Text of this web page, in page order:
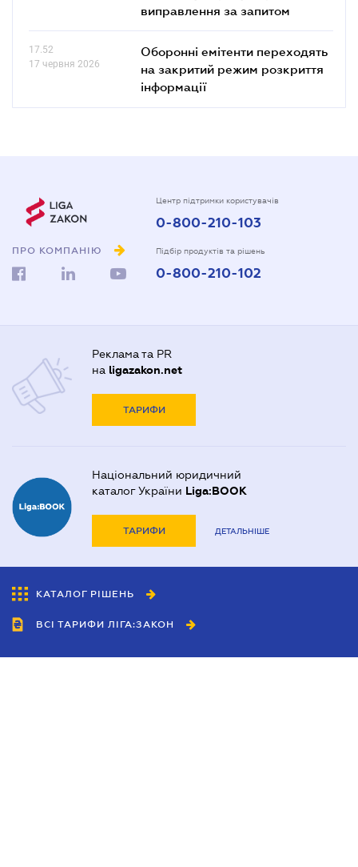
виправлення за запитом
17.52
17 червня 2026
Оборонні емітенти переходять
на закритий режим розкриття
інформації
ПРО КОМПАНІЮ
Центр підтримки користувачів
0-800-210-103
Підбір продуктів та рішень
0-800-210-102
Реклама та PR
на ligazakon.net
ТАРИФИ
Національний юридичний
каталог України Liga:BOOK
ТАРИФИ ДЕТАЛЬНІШЕ
КАТАЛОГ РІШЕНЬ
ВСІ ТАРИФИ ЛІГА:ЗАКОН